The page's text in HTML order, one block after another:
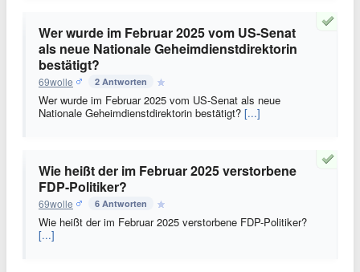
Wer wurde im Februar 2025 vom US-Senat
als neue Nationale Geheimdienstdirektorin
bestätigt?
69wolle 2 Antworten
Wer wurde im Februar 2025 vom US-Senat als neue
Nationale Geheimdienstdirektorin bestätigt? [...]
Wie heißt der im Februar 2025 verstorbene
FDP-Politiker?
69wolle 6 Antworten
Wie heißt der im Februar 2025 verstorbene FDP-Politiker?
[...]